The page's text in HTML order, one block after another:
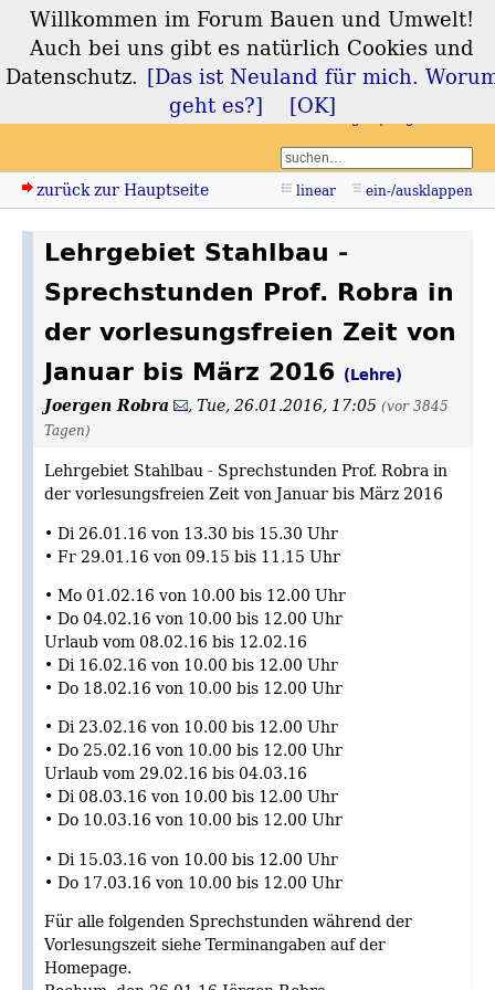
Forum Bauen und
Umwelt
zurück zur Hauptseite linear ein-/ausklappen
Lehrgebiet Stahlbau -
Sprechstunden Prof. Robra in
der vorlesungsfreien Zeit von
Januar bis März 2016 (Lehre)
Joergen Robra ,Tue, 26.01.2016, 17:05 (vor 3845
Tagen)
Lehrgebiet Stahlbau - Sprechstunden Prof. Robra in
der vorlesungsfreien Zeit von Januar bis März 2016
• Di 26.01.16 von 13.30 bis 15.30 Uhr
• Fr 29.01.16 von 09.15 bis 11.15 Uhr
• Mo 01.02.16 von 10.00 bis 12.00 Uhr
• Do 04.02.16 von 10.00 bis 12.00 Uhr
Urlaub vom 08.02.16 bis 12.02.16
• Di 16.02.16 von 10.00 bis 12.00 Uhr
• Do 18.02.16 von 10.00 bis 12.00 Uhr
• Di 23.02.16 von 10.00 bis 12.00 Uhr
• Do 25.02.16 von 10.00 bis 12.00 Uhr
Urlaub vom 29.02.16 bis 04.03.16
• Di 08.03.16 von 10.00 bis 12.00 Uhr
• Do 10.03.16 von 10.00 bis 12.00 Uhr
• Di 15.03.16 von 10.00 bis 12.00 Uhr
• Do 17.03.16 von 10.00 bis 12.00 Uhr
Für alle folgenden Sprechstunden während der
Vorlesungszeit siehe Terminangaben auf der
Homepage.
Willkommen im Forum Bauen und Umwelt!
Auch bei uns gibt es natürlich Cookies und
Datenschutz. [Das ist Neuland für mich.
geht es?]
[OK]